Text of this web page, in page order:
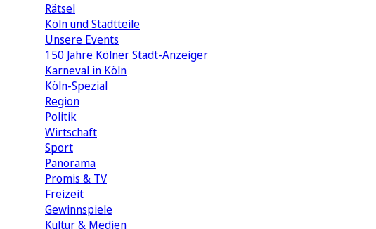
Rätsel
Köln und Stadtteile
Unsere Events
150 Jahre Kölner Stadt-Anzeiger
Karneval in Köln
Köln-Spezial
Region
Politik
Wirtschaft
Sport
Panorama
Promis & TV
Freizeit
Gewinnspiele
Kultur & Medien